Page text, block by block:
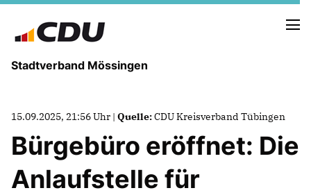
Stadtverband Mössingen
NEUIGKEITEN
ARCHIV
TERMINE
15.09.2025, 21:56 Uhr | Quelle:CDU Kreisverband Tübingen
Bürgebüro eröffnet: Die
Anlaufstelle für